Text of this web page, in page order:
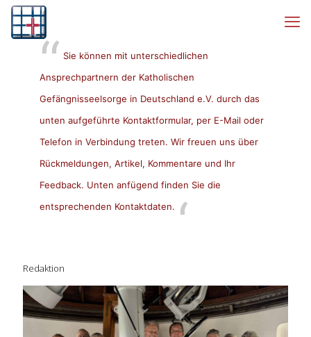
Sie können mit unterschiedlichen
Ansprechpartnern der Katholischen
Gefängnisseelsorge in Deutschland e.V. durch das
unten aufgeführte Kontaktformular, per E-Mail oder
Telefon in Verbindung treten. Wir freuen uns über
Rückmeldungen, Artikel, Kommentare und Ihr
Feedback. Unten anfügend finden Sie die
entsprechenden Kontaktdaten.
Redaktion